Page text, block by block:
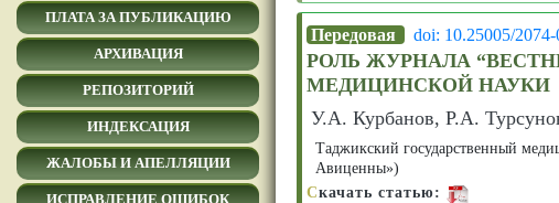
ПЛАТА ЗА ПУБЛИКАЦИЮ
АРХИВАЦИЯ
РЕПОЗИТОРИЙ
ИНДЕКСАЦИЯ
ЖАЛОБЫ И АПЕЛЛЯЦИИ
ИСПРАВЛЕНИЕ ОШИБОК
Передовая doi: 10.25005/
РОЛЬ ЖУРНАЛА
МЕДИЦИНСКОЙ НАУКИ
У.А. Курбанов, Р.А.
Таджикский государственный
Авиценны»)
Скачать статью: